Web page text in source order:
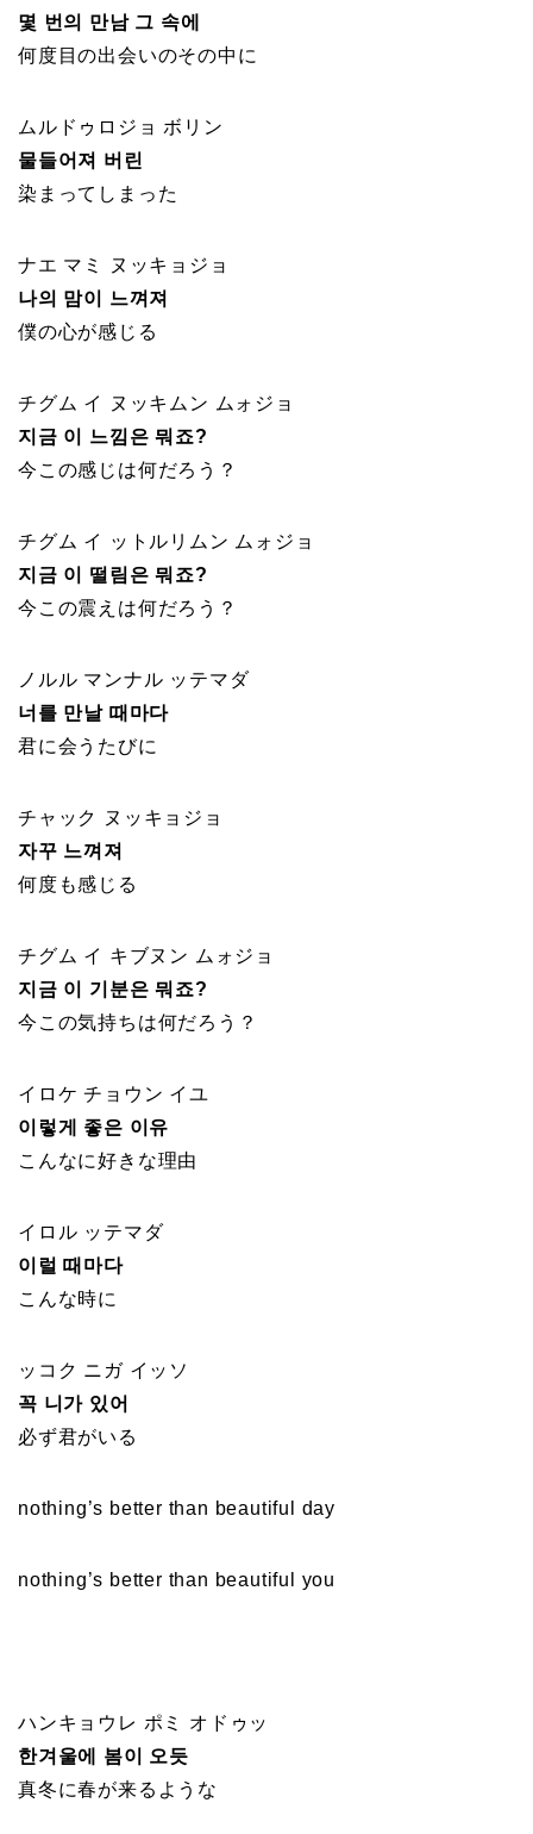
몇 번의 만남 그 속에
何度目の出会いのその中に
ムルドゥロジョ ボリン
물들어져 버린
染まってしまった
ナエ マミ ヌッキョジョ
나의 맘이 느껴져
僕の心が感じる
チグム イ ヌッキムン ムォジョ
지금 이 느낌은 뭐죠?
今この感じは何だろう？
チグム イ ットルリムン ムォジョ
지금 이 떨림은 뭐죠?
今この震えは何だろう？
ノルル マンナル ッテマダ
너를 만날 때마다
君に会うたびに
チャック ヌッキョジョ
자꾸 느껴져
何度も感じる
チグム イ キブヌン ムォジョ
지금 이 기분은 뭐죠?
今この気持ちは何だろう？
イロケ チョウン イユ
이렇게 좋은 이유
こんなに好きな理由
イロル ッテマダ
이럴 때마다
こんな時に
ッコク ニガ イッソ
꼭 니가 있어
必ず君がいる
nothing’s better than beautiful day
nothing’s better than beautiful you
ハンキョウレ ポミ オドゥッ
한겨울에 봄이 오듯
真冬に春が来るような